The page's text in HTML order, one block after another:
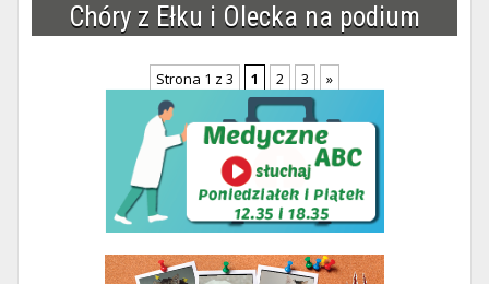
Chóry z Ełku i Olecka na podium
Strona 1 z 3 1 2 3 »